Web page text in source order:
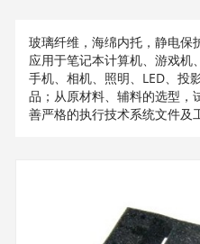
玻璃纤维，海绵内托，静电保
应用于笔记本计算机、游戏机
手机、相机、照明、LED、投
品；从原材料、辅料的选型，
善严格的执行技术系统文件及